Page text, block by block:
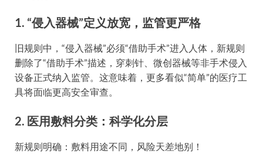
1. “侵入器械”定义放宽，监管更严格
旧规则中，“侵入器械”必须“借助手术”进入人体，新规则
删除了“借助手术”描述，穿刺针、微创器械等非手术侵入
设备正式纳入监管。这意味着，更多看似“简单”的医疗工
具将面临更高安全审查。
2. 医用敷料分类：科学化分层
新规则明确：敷料用途不同，风险天差地别！